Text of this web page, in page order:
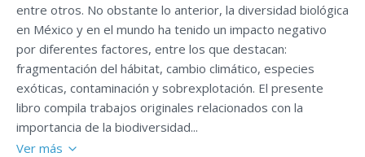
entre otros. No obstante lo anterior, la diversidad biológica
en México y en el mundo ha tenido un impacto negativo
por diferentes factores, entre los que destacan:
fragmentación del hábitat, cambio climático, especies
exóticas, contaminación y sobrexplotación. El presente
libro compila trabajos originales relacionados con la
importancia de la biodiversidad...
Ver más